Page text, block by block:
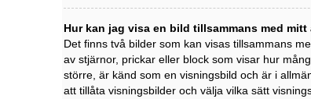
Hur kan jag visa en bild tillsammans med mitt
Det finns två bilder som kan visas tillsammans
av stjärnor, prickar eller block som visar hur
större, är känd som en visningsbild och är i
att tillåta visningsbilder och välja vilka sätt